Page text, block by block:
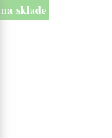
na sklade